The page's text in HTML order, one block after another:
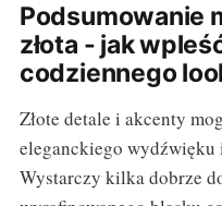
Podsumowanie
złota - jak
codziennego
Złote detale i akcenty
eleganckiego
Wystarczy kilka dobrze